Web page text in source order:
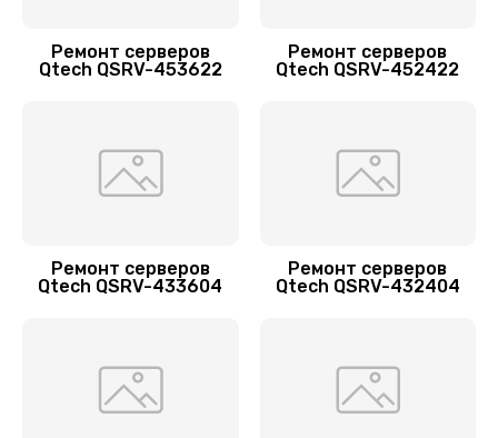
1920 руб.
Заказать
Ремонт серверов
Qtech QSRV-453622
Ремонт серверов
Qtech QSRV-452422
Ремонт серверов
Qtech QSRV-433604
Ремонт серверов
Qtech QSRV-432404